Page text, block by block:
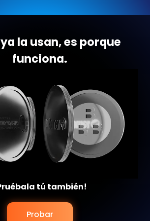
la usan, es porque
funciona.
tú también!
Probar